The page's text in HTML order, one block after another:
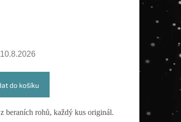
10.8.2026
do košíku
beraních rohů, každý kus originál.